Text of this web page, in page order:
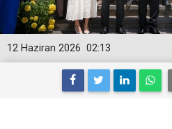
02:13
12 Haziran 2026